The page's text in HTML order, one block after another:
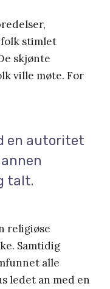
stimlet
skjønte
ville møte. For
en autoritet
talt.
religiøse
Samtidig
alle
ledet an med en